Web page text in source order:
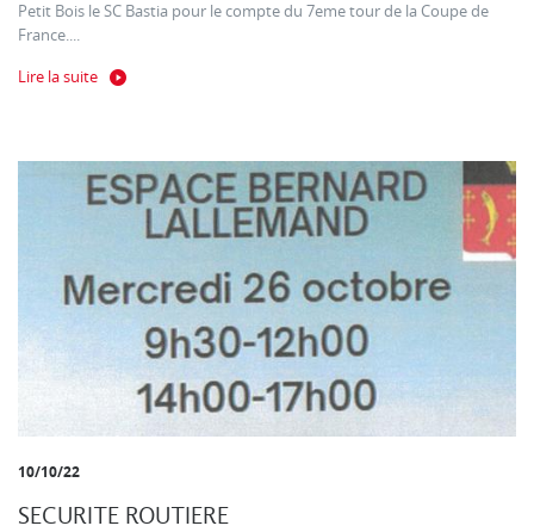
Petit Bois le SC Bastia pour le compte du 7eme tour de la Coupe de
France....
Lire la suite
10/10/22
SECURITE ROUTIERE